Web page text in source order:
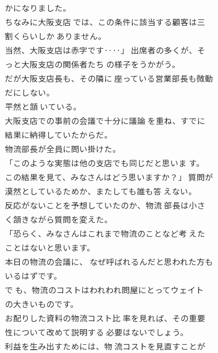
かになりました。
ちなみに大阪支店 では、この条件に該当する顧客は三
割くらいしか ありません。
当然、大阪支店は赤字です‥‥」 出席者の多くが、そ
っと大阪支店の関係者たち の様子をうかがう。
だが大阪支店長も、その隣に 座っている営業部長も微動
だにしない。
平然と頷 いている。
大阪支店での事前の会議で十分に議論 を重ね、すでに
結果に納得していたからだ。
物流部長が全員に問い掛けた。
「このような実態は他の支店でも同じだと思いま す。
この結果を見て、みなさんはどう思いますか？」 質問が
漠然としているためか、またしても誰も答 えない。
反応がないことを予想していたのか、物流 部長は小さ
く頷きながら質問を変えた。
「恐らく、みなさんはこれまで物流のことなど考 えた
ことはないと思います。
本日の物流の会議に、 なぜ呼ばれるんだと思われた方も
いるはずです。
で も、物流のコストはわれわれ問屋にとってウェイト
の大きいものです。
お配りした資料の物流コスト比 率を見れば、その重要
性について改めて説明する 必要はないでしょう。
利益を生み出すためには、物 流コストを見直すことが